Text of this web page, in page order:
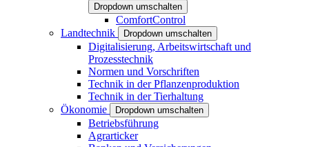
Dropdown umschalten
ComfortControl
Landtechnik
Dropdown umschalten
Digitalisierung, Arbeitswirtschaft und
Prozesstechnik
Normen und Vorschriften
Technik in der Pflanzenproduktion
Technik in der Tierhaltung
Ökonomie
Dropdown umschalten
Betriebsführung
Agrarticker